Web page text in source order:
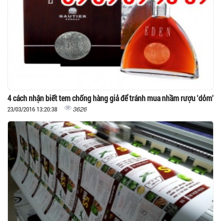
4 cách nhận biết tem chống hàng giả để tránh mua nhầm rượu 'dỏm'
23/03/2016 13:20:38 3626